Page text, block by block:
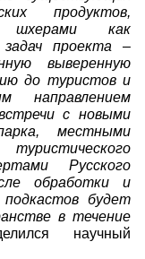
продуктов,
шхерами как
проекта –
выверенную
до туристов и
направлением
с новыми
местными
Русского
обработки и
будет
в течение
научный